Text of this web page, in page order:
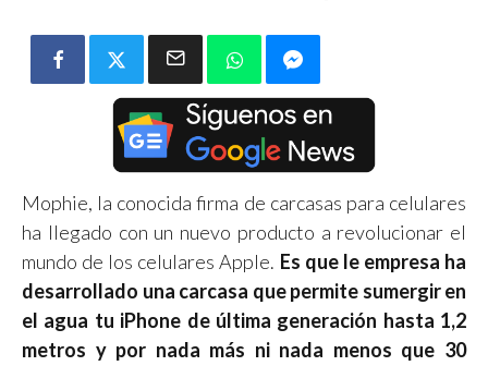
Mophie, la conocida firma de carcasas para celulares
ha llegado con un nuevo producto a revolucionar el
mundo de los celulares Apple. Es que le empresa ha
desarrollado una carcasa que permite sumergir en
el agua tu iPhone de última generación hasta 1,2
metros y por nada más ni nada menos que 30